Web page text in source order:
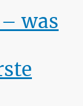
was